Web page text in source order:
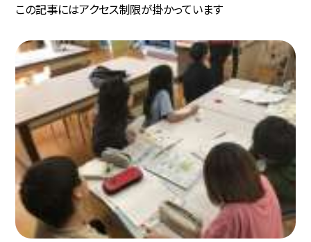
この記事にはアクセス制限が掛かっています